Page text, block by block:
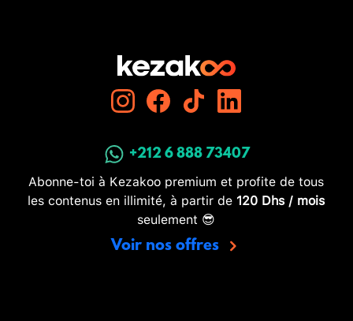
+212 6 888 73407
Abonne-toi à Kezakoo premium et profite de tous
les contenus en illimité, à partir de 120 Dhs / mois
seulement 😎
Voir nos offres